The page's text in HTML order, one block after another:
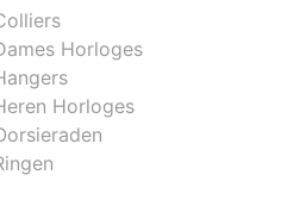
Horloges
Horloges